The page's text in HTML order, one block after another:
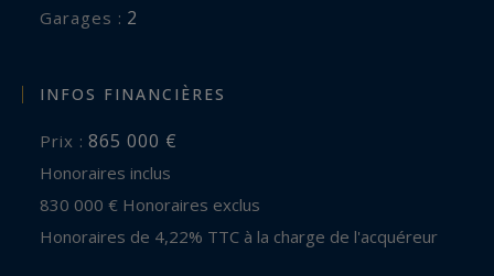
garages : 2
INFOS FINANCIÈRES
Prix : 865 000 €
Honoraires inclus
830 000 € Honoraires exclus
Honoraires de 4,22% TTC à la charge de l'acquéreur